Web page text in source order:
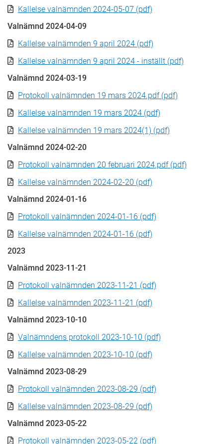
Kallelse valnämnden 2024-05-07 (pdf)
Valnämnd 2024-04-09
Kallelse valnämnden 9 april 2024 (pdf)
Kallelse valnämnden 9 april 2024 - inställt (pdf)
Valnämnd 2024-03-19
Protokoll valnämnden 19 mars 2024.pdf (pdf)
Kallelse valnämnden 19 mars 2024 (pdf)
Kallelse valnämnden 19 mars 2024(1) (pdf)
Valnämnd 2024-02-20
Protokoll valnämnden 20 februari 2024.pdf (pdf)
Kallelse valnämnden 2024-02-20 (pdf)
Valnämnd 2024-01-16
Protokoll valnämnden 2024-01-16 (pdf)
Kallelse valnämnden 2024-01-16 (pdf)
2023
Valnämnd 2023-11-21
Protokoll valnämnden 2023-11-21 (pdf)
Kallelse valnämnden 2023-11-21 (pdf)
Valnämnd 2023-10-10
Valnämndens protokoll 2023-10-10 (pdf)
Kallelse valnämnden 2023-10-10 (pdf)
Valnämnd 2023-08-29
Protokoll valnämnden 2023-08-29 (pdf)
Kallelse valnämnden 2023-08-29 (pdf)
Valnämnd 2023-05-22
Protokoll valnämnden 2023-05-22 (pdf)